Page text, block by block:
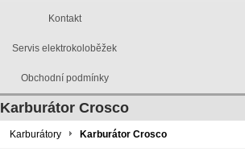
Kontakt
Servis elektrokoloběžek
Obchodní podmínky
Karburátor Crosco
Karburátory Karburátor Crosco